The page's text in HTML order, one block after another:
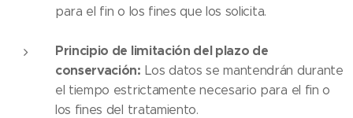
para el fin o los fines que los solicita.
Principio de limitación del plazo de
conservación: Los datos se mantendrán durante
el tiempo estrictamente necesario para el fin o
los fines del tratamiento.